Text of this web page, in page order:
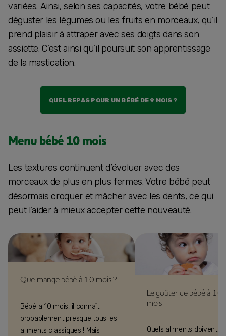
variées. Ainsi, selon ses capacités, votre bébé peut
déguster les légumes ou les fruits en morceaux, qu’il
prend plaisir à attraper avec ses doigts dans son
assiette. C’est ainsi qu’il poursuit son apprentissage
de la mastication.
QUEL REPAS POUR UN BÉBÉ DE 9 MOIS ?
Menu bébé 10 mois
Les textures continuent d’évoluer avec des
morceaux de plus en plus fermes. Votre bébé peut
désormais croquer et mâcher avec les dents, ce qui
peut l’aider à mieux accepter cette nouveauté.
Que mange bébé à 10 mois ?
Bébé a 10 mois, il connaît
probablement presque tous les
aliments classiques ! Mais
Le goûter de bébé à
mois
Quels aliments doivent